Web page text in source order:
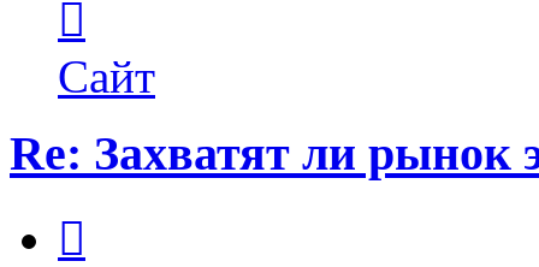
пользователя
Тигирь
Сайт
Re: Захватят ли рынок